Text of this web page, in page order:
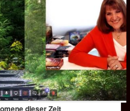
dieser Zeit